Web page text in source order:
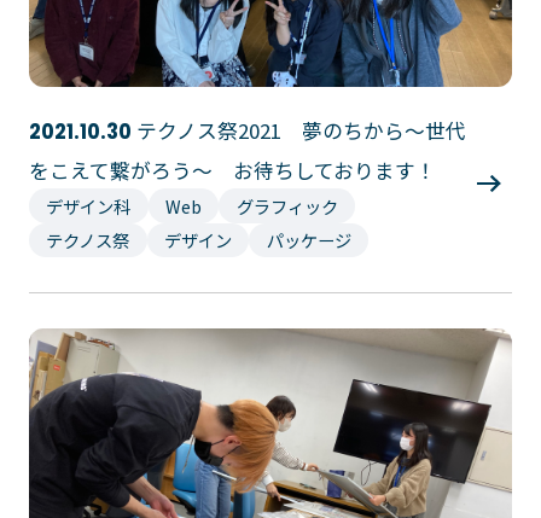
2021.10.30 テクノス祭2021 夢のちから～世代
をこえて繋がろう～ お待ちしております！
デザイン科 Web
グラフィック
テクノス祭
デザイン パッケージ